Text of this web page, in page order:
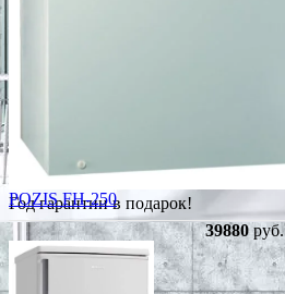
Год гарантии в подарок!
POZIS FH-250
39880руб.